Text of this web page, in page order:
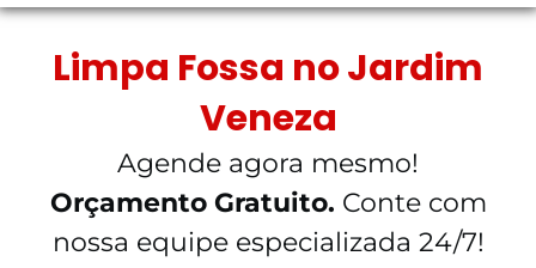
Limpa Fossa no Jardim
Veneza
Agende agora mesmo!
Orçamento Gratuito. Conte com
nossa equipe especializada 24/7!